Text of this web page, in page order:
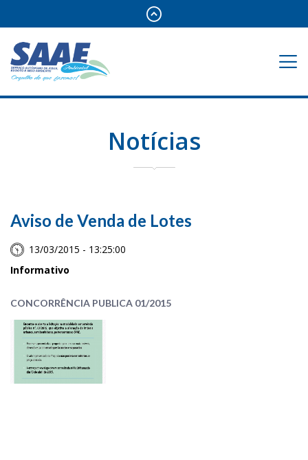
Notícias
Aviso de Venda de Lotes
13/03/2015 - 13:25:00
Informativo
CONCORRÊNCIA PUBLICA 01/2015